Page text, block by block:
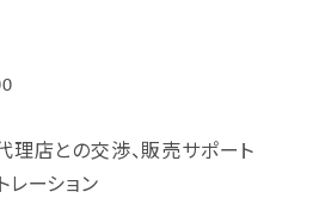
理店との交渉、販売サポート
レーション